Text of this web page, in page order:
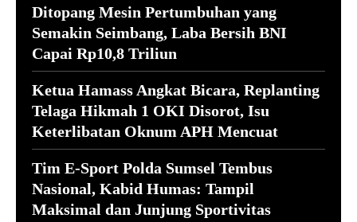
Ditopang Mesin Pertumbuhan yang
Semakin Seimbang, Laba Bersih BNI
Capai Rp10,8 Triliun
Ketua Hamass Angkat Bicara, Replanting
Telaga Hikmah 1 OKI Disorot, Isu
Keterlibatan Oknum APH Mencuat
Tim E-Sport Polda Sumsel Tembus
Nasional, Kabid Humas: Tampil
Maksimal dan Junjung Sportivitas